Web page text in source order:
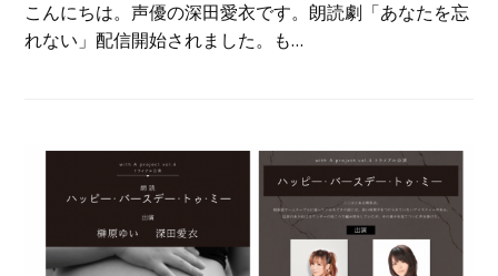
こんにちは。声優の深田愛衣です。朗読劇「あなたを忘
れない」配信開始されました。も…